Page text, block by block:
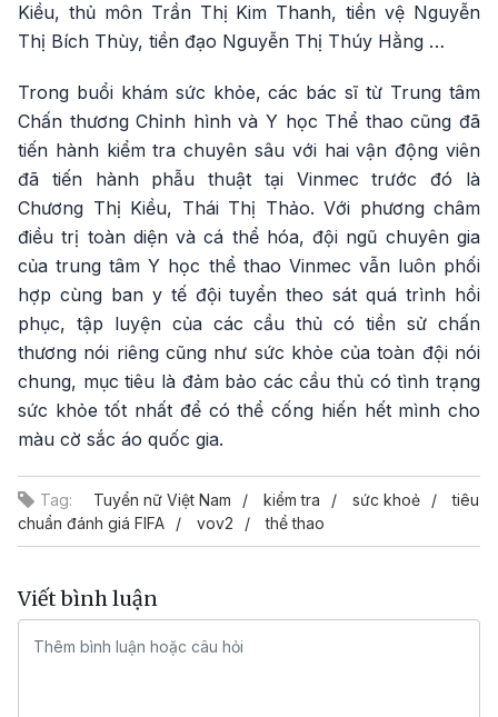
Kiều, thủ môn Trần Thị Kim Thanh, tiền vệ Nguyễn
Thị Bích Thùy, tiền đạo Nguyễn Thị Thúy Hằng …
Trong buổi khám sức khỏe, các bác sĩ từ Trung tâm
Chấn thương Chỉnh hình và Y học Thể thao cũng đã
tiến hành kiểm tra chuyên sâu với hai vận động viên
đã tiến hành phẫu thuật tại Vinmec trước đó là
Chương Thị Kiều, Thái Thị Thảo. Với phương châm
điều trị toàn diện và cá thể hóa, đội ngũ chuyên gia
của trung tâm Y học thể thao Vinmec vẫn luôn phối
hợp cùng ban y tế đội tuyển theo sát quá trình hồi
phục, tập luyện của các cầu thủ có tiền sử chấn
thương nói riêng cũng như sức khỏe của toàn đội nói
chung, mục tiêu là đảm bảo các cầu thủ có tình trạng
sức khỏe tốt nhất để có thể cống hiến hết mình cho
màu cờ sắc áo quốc gia.
Tag: Tuyển nữ Việt Nam kiểm tra sức khoẻ
tiêu
chuẩn đánh giá FIFA
vov2 thể thao
Viết bình luận